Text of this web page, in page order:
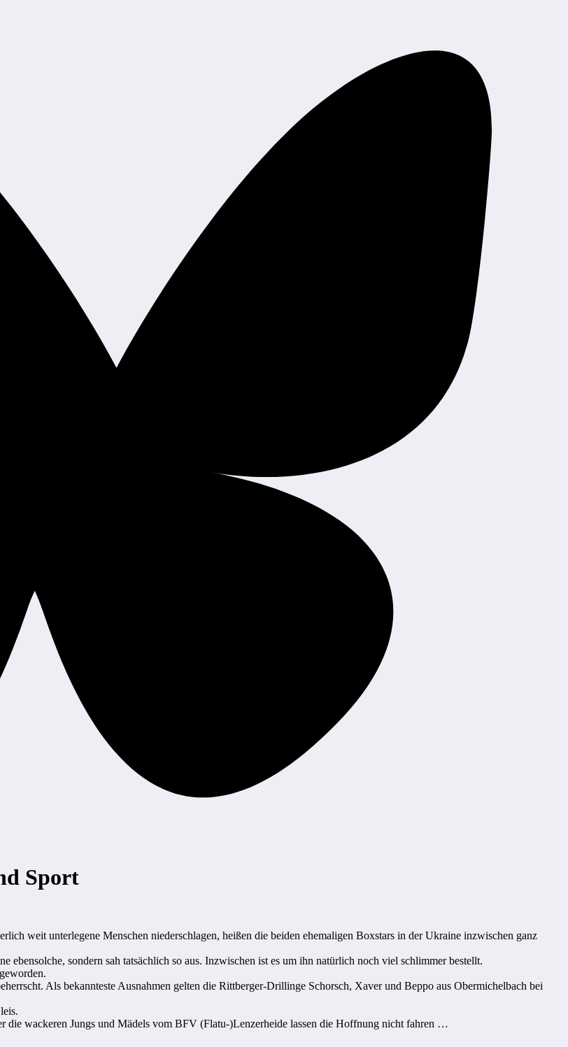
Sport
weit unterlegene Menschen niederschlagen, heißen die beiden ehemaligen Boxstars in der Ukraine inzwischen ganz
sondern sah tatsächlich so aus. Inzwischen ist es um ihn natürlich noch viel schlimmer bestellt.
Als bekannteste Ausnahmen gelten die Rittberger-Drillinge Schorsch, Xaver und Beppo aus Obermichelbach bei
die wackeren Jungs und Mädels vom BFV (Flatu-)Lenzerheide lassen die Hoffnung nicht fahren …